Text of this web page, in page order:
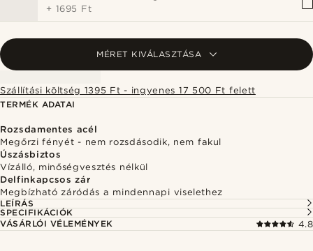
+ 1695 Ft
MÉRET KIVÁLASZTÁSA
Szállítási költség 1395 Ft - ingyenes 17 500 Ft felett
TERMÉK ADATAI
Rozsdamentes acél
Megőrzi fényét - nem rozsdásodik, nem fakul
Úszásbiztos
Vízálló, minőségvesztés nélkül
Delfinkapcsos zár
Megbízható záródás a mindennapi viselethez
LEÍRÁS
SPECIFIKÁCIÓK
VÁSÁRLÓI VÉLEMÉNYEK
4.8